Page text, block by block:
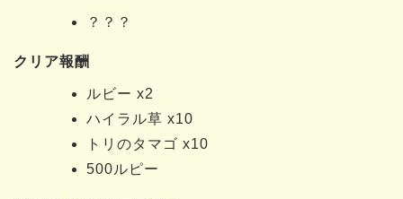
？？？
クリア報酬
ルビー x2
ハイラル草 x10
トリのタマゴ x10
500ルピー